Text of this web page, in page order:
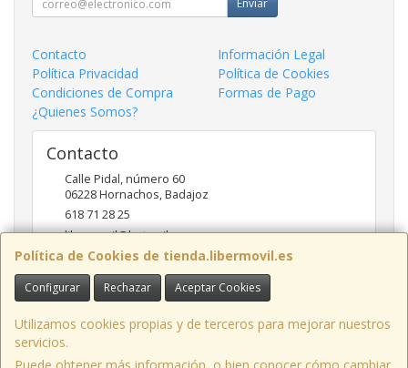
Política de Cookies de tienda.libermovil.es
Configurar Rechazar Aceptar Cookies
Utilizamos cookies propias y de terceros para mejorar nuestros
servicios.
Enviar
Contacto
Información Legal
Política Privacidad
Política de Cookies
Condiciones de Compra
Formas de Pago
¿Quienes Somos?
Contacto
Calle Pidal, número 60
06228Hornachos,Badajoz
618 71 28 25
libermovil@hotmail.com
Horario
De Lunes a Viernes 10:00 a 14:00 - 17;30 a 20;30